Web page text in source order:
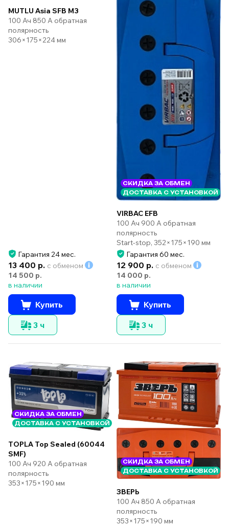
MUTLU Asia SFB M3
100 Ач 850 А обратная
полярность
306×175×224 мм
Гарантия 24 мес.
13 400 р. с обменом
14 500 р.
в наличии
Купить
3 ч
СКИДКА ЗА ОБМЕН
ДОСТАВКА С УСТАНОВКОЙ
VIRBAC EFB
100 Ач 900 А обратная
полярность
Start-stop, 352×175×190 мм
Гарантия 60 мес.
12 900 р. с обменом
14 000 р.
в наличии
Купить
3 ч
СКИДКА ЗА ОБМЕН
ДОСТАВКА С УСТАНОВКОЙ
TOPLA Top Sealed (60044
SMF)
100 Ач 920 А обратная
полярность
353×175×190 мм
СКИДКА ЗА ОБМЕН
ДОСТАВКА С УСТАНОВКОЙ
ЗВЕРЬ
100 Ач 850 А обратная
полярность
353×175×190 мм